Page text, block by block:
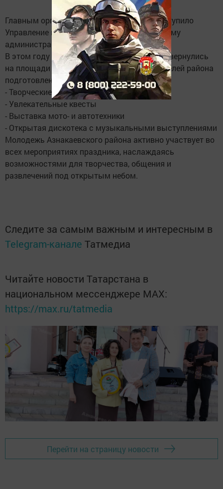
Главным организатором мероприятия выступило
Управление по работе с молодежью и туризму
администрации района.
В этом году праздничные мероприятия развернулись
на площади Татарстана. Для молодых жителей района
подготовлена насыщенная программа:
- Творческие мастер-классы
- Увлекательные квесты
- Выставка мото- и автотехники
- Открытая дискотека с музыкальными выступлениями
Молодежь Азнакаевского района активно участвует во
всех мероприятиях праздника, наслаждаясь
возможностями для творчества, общения и
развлечений под открытым небом.
Следите за самым важным и интересным в
Telegram-канале Татмедиа
Читайте новости Татарстана в
национальном мессенджере MАХ:
https://max.ru/tatmedia
Перейти на страницу новости